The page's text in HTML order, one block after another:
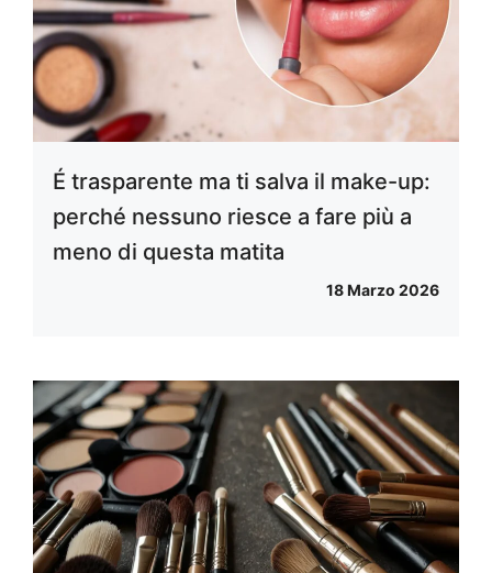
É trasparente ma ti salva il make-up:
perché nessuno riesce a fare più a
meno di questa matita
18 Marzo 2026